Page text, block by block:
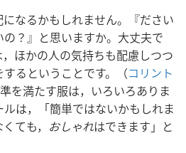
になるかもしれません。『ださい
？』と思いますか。大丈夫で
ほかの人の気持ちも配慮しつつ
るということです。（コリント
を満たす服は，いろいろありま
は，「簡単ではないかもしれま
ても， おしゃれはできます」と